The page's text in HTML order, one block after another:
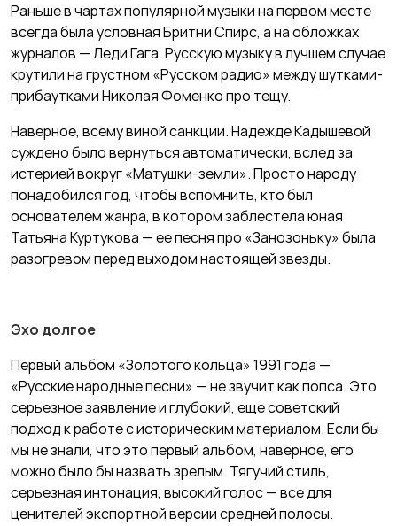
Раньше в чартах популярной музыки на первом месте
всегда была условная Бритни Спирс, а на обложках
журналов — Леди Гага. Русскую музыку в лучшем случае
крутили на грустном «Русском радио» между шутками-
прибаутками Николая Фоменко про тещу.
Наверное, всему виной санкции. Надежде Кадышевой
суждено было вернуться автоматически, вслед за
истерией вокруг «Матушки-земли». Просто народу
понадобился год, чтобы вспомнить, кто был
основателем жанра, в котором заблестела юная
Татьяна Куртукова — ее песня про «Занозоньку» была
разогревом перед выходом настоящей звезды.
Эхо долгое
Первый альбом «Золотого кольца» 1991 года —
«Русские народные песни» — не звучит как попса. Это
серьезное заявление и глубокий, еще советский
подход к работе с историческим материалом. Если бы
мы не знали, что это первый альбом, наверное, его
можно было бы назвать зрелым. Тягучий стиль,
серьезная интонация, высокий голос — все для
ценителей экспортной версии средней полосы.